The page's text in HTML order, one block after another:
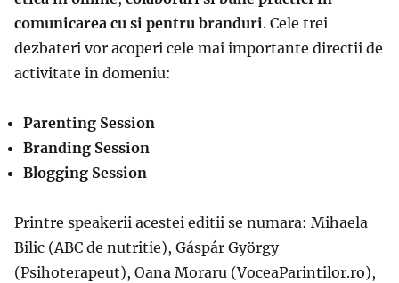
comunicarea cu si pentru branduri. Cele trei
dezbateri vor acoperi cele mai importante directii de
activitate in domeniu:
Parenting Session
Branding Session
Blogging Session
Printre speakerii acestei editii se numara: Mihaela
Bilic (ABC de nutritie), Gáspár György
(Psihoterapeut), Oana Moraru (VoceaParintilor.ro),